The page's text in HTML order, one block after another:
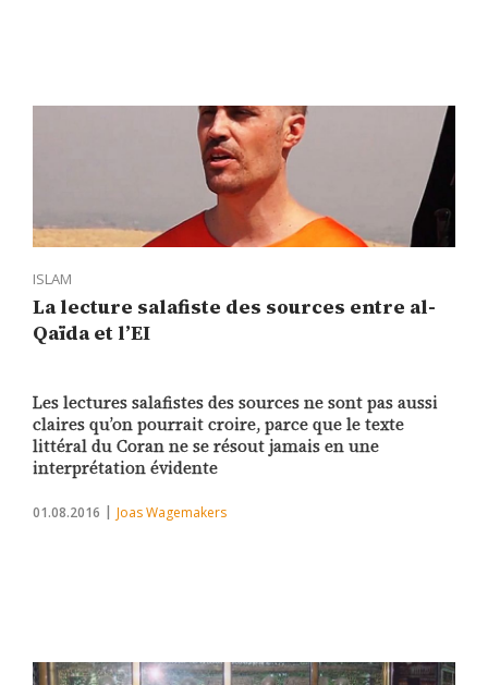
ISLAM
La lecture salafiste des sources entre al-
Qaïda et l’EI
Les lectures salafistes des sources ne sont pas aussi
claires qu’on pourrait croire, parce que le texte
littéral du Coran ne se résout jamais en une
interprétation évidente
01.08.2016 Joas Wagemakers